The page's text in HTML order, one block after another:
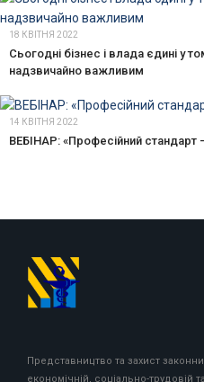
18 КВІТНЯ 2022
Сьогодні бізнес і влада єдині у
надзвичайно важливим
14 КВІТНЯ 2022
ВЕБІНАР: «Професійний стандарт
Представництво та захист
економічній, соціально-трудовій